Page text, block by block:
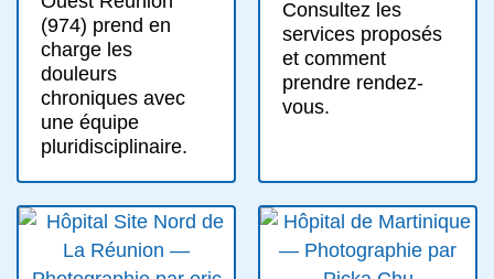
(974) prend en
charge les
douleurs
chroniques avec
une équipe
pluridisciplinaire.
Consultez les
services proposés
et comment
prendre rendez-
vous.